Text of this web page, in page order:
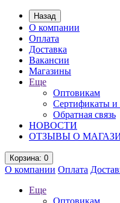
Назад
О компании
Оплата
Доставка
Вакансии
Магазины
Еще
Оптовикам
Сертификаты и
Обратная связь
НОВОСТИ
ОТЗЫВЫ О
Корзина: 0
О компании Оплата
Еще
Оптовикам